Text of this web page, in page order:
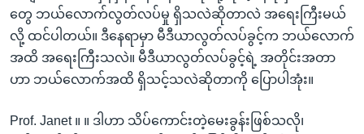
တွေ ဘယ်လောက်လွတ်လပ်မှု ရှိသလဲဆိုတာလဲ အရေးကြီးမယ်
လို့ ထင်ပါတယ်။ ဒီနေရာမှာ မီဒီယာလွတ်လပ်ခွင့်က ဘယ်လောက်
အထိ အရေးကြီးသလဲ။ မီဒီယာလွတ်လပ်ခွင့်ရဲ့ အတိုင်းအတာ
ဟာ ဘယ်လောက်အထိ ရှိသင့်သလဲဆိုတာကို ပြောပါအုံး။
Prof. Janet ။ ။ ဒါဟာ သိပ်ကောင်းတဲ့မေးခွန်းဖြစ်သလို၊